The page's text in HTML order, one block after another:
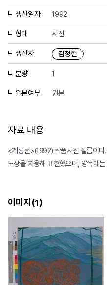
생산일자 1992
형태 사진
생산자 김정헌
분량 1
원본여부 원본
자료 내용
<계룡전>(1992) 작품사진 필름이다
도상을 차용해 표현했으며, 양쪽에
이미지(1)